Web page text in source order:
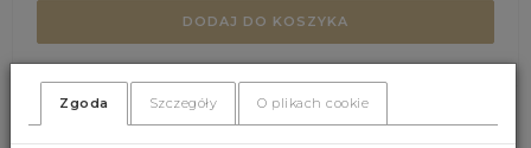
DODAJ DO KOSZYKA
(370) (0)
Zgoda Szczegóły O plikach cookie